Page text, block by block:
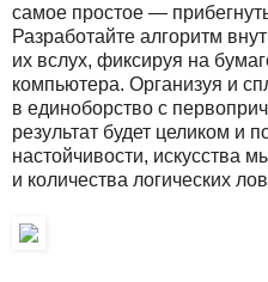
самое простое —
Разработайте алгоритм
их вслух, фиксируя на
компьютера. Организуя и
в единоборство с
результат будет целиком и
настойчивости, искусства
и количества логических